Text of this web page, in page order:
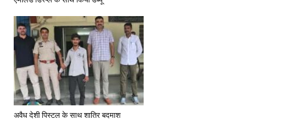
अवैध देशी पिस्टल के साथ शातिर बदमाश